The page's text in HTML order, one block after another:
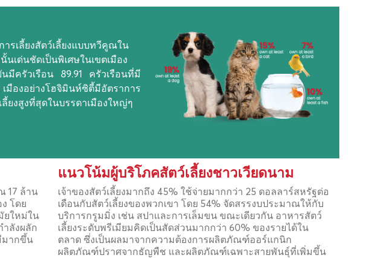
รเลี้ยงสัตว์เลี้ยงแบบทวีคูณใน
นเด่นชัดเป็นพิเศษในเขตเมือง
นมีครัวเรือน 89.91 ครัวเรือนที่มี
เมืองอย่างโฮจิมินห์ซิตี้มีอัตราการ
ลี้ยงสูงที่สุดในบรรดาเมืองใหญ่ๆ
17 ล้าน
โดย
ยใหม่ใน
ลังผลัก
มากขึ้น
แนวโน้มผู้บริโภคสัตว์เลี้ยงชาวเวียดนาม
เจ้าของสัตว์เลี้ยงมากถึง 45% ใช้จ่ายมากกว่า 25 ดอลลาร์สหรัฐต่อ
เดือนกับสัตว์เลี้ยงของพวกเขา โดย 54% จัดสรรงบประมาณให้กับ
บริการกรูมมิ่ง เช่น สปาและการเล็มขน ขณะเดียวกัน อาหารสัตว์
เลี้ยงระดับพรีเมียมคิดเป็นสัดส่วนมากกว่า 60% ของรายได้ใน
ตลาด ซึ่งเป็นผลมาจากความต้องการผลิตภัณฑ์ออร์แกนิก
ผลิตภัณฑ์ปราศจากธัญพืช และผลิตภัณฑ์เฉพาะสายพันธุ์ที่เพิ่มขึ้น